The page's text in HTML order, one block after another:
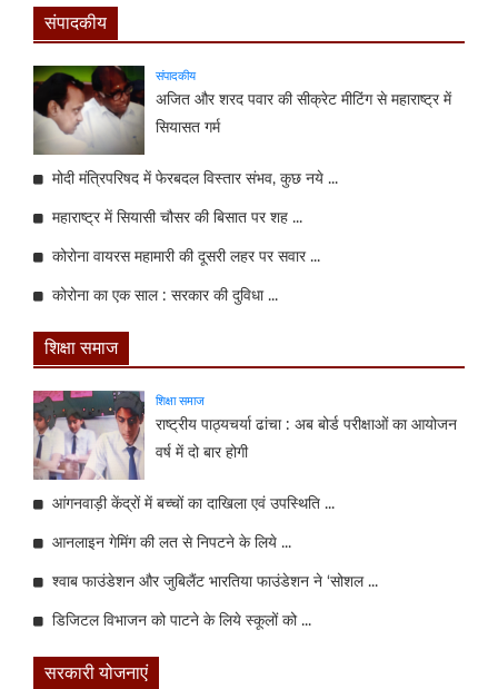
संपादकीय
संपादकीय
अजित और शरद पवार की सीक्रेट मीटिंग से महाराष्ट्र में
सियासत गर्म
मोदी मंत्रिपरिषद में फेरबदल विस्तार संभव, कुछ नये ...
महाराष्ट्र में सियासी चौसर की बिसात पर शह ...
कोरोना वायरस महामारी की दूसरी लहर पर सवार ...
कोरोना का एक साल : सरकार की दुविधा ...
शिक्षा समाज
शिक्षा समाज
राष्ट्रीय पाठ्यचर्या ढांचा : अब बोर्ड परीक्षाओं का आयोजन
वर्ष में दो बार होगी
आंगनवाड़ी केंद्रों में बच्चों का दाखिला एवं उपस्थिति ...
आनलाइन गेमिंग की लत से निपटने के लिये ...
श्वाब फाउंडेशन और जुबिलैंट भारतिया फाउंडेशन ने ‘सोशल ...
डिजिटल विभाजन को पाटने के लिये स्कूलों को ...
सरकारी योजनाएं